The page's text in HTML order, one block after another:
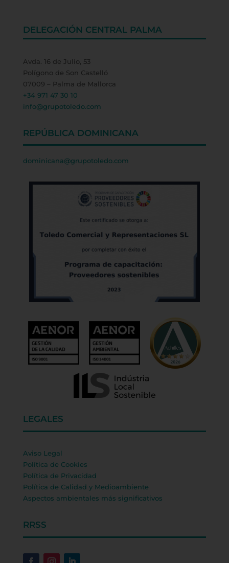
DELEGACIÓN CENTRAL PALMA
Avda. 16 de Julio, 53
Polígono de Son Castelló
07009 – Palma de Mallorca
+34 971 47 30 10
info@grupotoledo.com
REPÚBLICA DOMINICANA
dominicana@grupotoledo.com
LEGALES
Aviso Legal
Política de Cookies
Política de Privacidad
Política de Calidad y Medioambiente
Aspectos ambientales más significativos
RRSS